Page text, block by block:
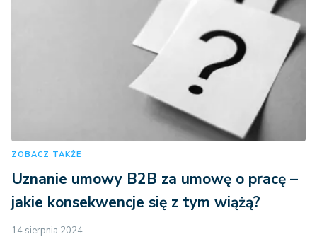
ZOBACZ TAKŻE
Uznanie umowy B2B za umowę o pracę –
jakie konsekwencje się z tym wiążą?
14 sierpnia 2024